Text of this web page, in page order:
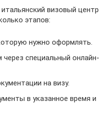
визовый центр
этапов:
нужно оформлять.
через специальный онлайн-
на визу.
в указанное время и